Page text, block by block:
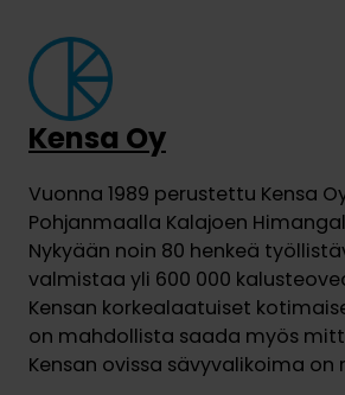
Kensa Oy
Vuonna 1989 perustettu Kensa
Pohjanmaalla Kalajoen
Nykyään noin 80 henkeä
valmistaa yli 600 000
Kensan korkealaatuiset
on mahdollista saada myös
Kensan ovissa sävyvalikoima on